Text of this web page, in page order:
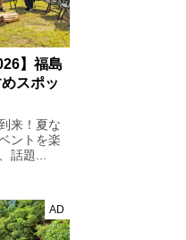
】福島
スポッ
来！夏な
ントを楽
話題...
AD